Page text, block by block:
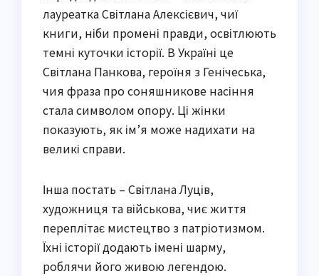
лауреатка Світлана Алексієвич, чиї
книги, ніби промені правди, освітлюють
темні куточки історії. В Україні це
Світлана Панкова, героїня з Генічеська,
чия фраза про соняшникове насіння
стала символом опору. Ці жінки
показують, як ім’я може надихати на
великі справи.
Інша постать – Світлана Луців,
художниця та військова, чиє життя
переплітає мистецтво з патріотизмом.
Їхні історії додають імені шарму,
роблячи його живою легендою.